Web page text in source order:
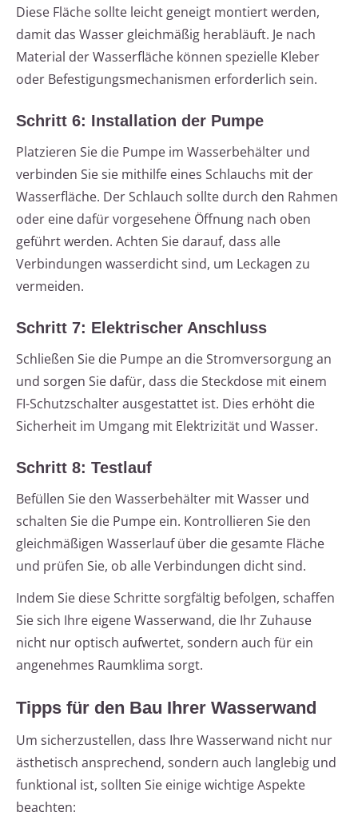
Diese Fläche sollte leicht geneigt montiert werden,
damit das Wasser gleichmäßig herabläuft. Je nach
Material der Wasserfläche können spezielle Kleber
oder Befestigungsmechanismen erforderlich sein.
Schritt 6: Installation der Pumpe
Platzieren Sie die Pumpe im Wasserbehälter und
verbinden Sie sie mithilfe eines Schlauchs mit der
Wasserfläche. Der Schlauch sollte durch den Rahmen
oder eine dafür vorgesehene Öffnung nach oben
geführt werden. Achten Sie darauf, dass alle
Verbindungen wasserdicht sind, um Leckagen zu
vermeiden.
Schritt 7: Elektrischer Anschluss
Schließen Sie die Pumpe an die Stromversorgung an
und sorgen Sie dafür, dass die Steckdose mit einem
FI-Schutzschalter ausgestattet ist. Dies erhöht die
Sicherheit im Umgang mit Elektrizität und Wasser.
Schritt 8: Testlauf
Befüllen Sie den Wasserbehälter mit Wasser und
schalten Sie die Pumpe ein. Kontrollieren Sie den
gleichmäßigen Wasserlauf über die gesamte Fläche
und prüfen Sie, ob alle Verbindungen dicht sind.
Indem Sie diese Schritte sorgfältig befolgen, schaffen
Sie sich Ihre eigene Wasserwand, die Ihr Zuhause
nicht nur optisch aufwertet, sondern auch für ein
angenehmes Raumklima sorgt.
Tipps für den Bau Ihrer Wasserwand
Um sicherzustellen, dass Ihre Wasserwand nicht nur
ästhetisch ansprechend, sondern auch langlebig und
funktional ist, sollten Sie einige wichtige Aspekte
beachten: